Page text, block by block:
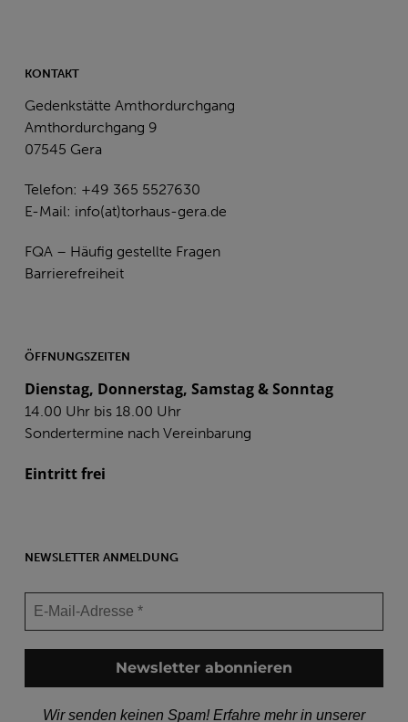
KONTAKT
Gedenkstätte Amthordurchgang
Amthordurchgang 9
07545 Gera
Telefon: +49 365 5527630
E-Mail: info(at)torhaus-gera.de
FQA – Häufig gestellte Fragen
Barrierefreiheit
ÖFFNUNGSZEITEN
Dienstag, Donnerstag, Samstag & Sonntag
14.00 Uhr bis 18.00 Uhr
Sondertermine nach Vereinbarung
Eintritt frei
NEWSLETTER ANMELDUNG
Wir senden keinen Spam! Erfahre mehr in unserer